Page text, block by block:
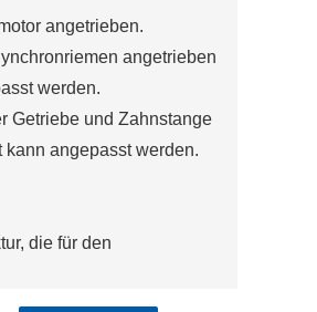
angetrieben.
angetrieben
werden.
Getriebe und Zahnstange
angepasst werden.
die für den
einen Vakuumsauger, die